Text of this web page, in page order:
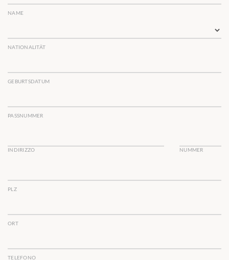
NAME
NATIONALITÄT
GEBURTSDATUM
PASSNUMMER
INDIRIZZO NUMMER
PLZ
ORT
TELEFONO